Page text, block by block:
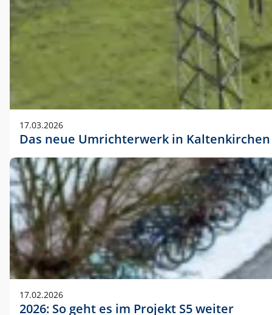
17.03.2026
Das neue Umrichterwerk in Kaltenkirchen
17.02.2026
2026: So geht es im Projekt S5 weiter